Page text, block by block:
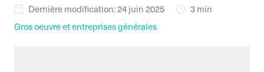
Dernière modification: 24 juin 2025
3 min
Gros oeuvre et entreprises générales